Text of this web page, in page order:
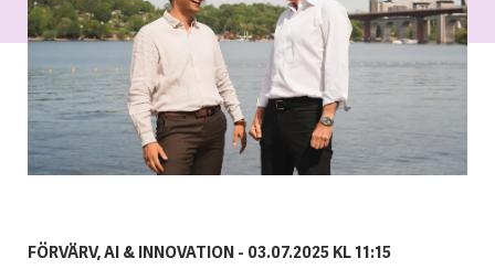
FÖRVÄRV, AI & INNOVATION - 03.07.2025 KL 11:15